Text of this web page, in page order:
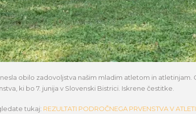
obilo zadovoljstva našim mladim atletom in atletinjam.
ki bo 7. junija v Slovenski Bistrici. Iskrene čestitke.
tukaj: REZULTATI PODROČNEGA PRVENSTVA V